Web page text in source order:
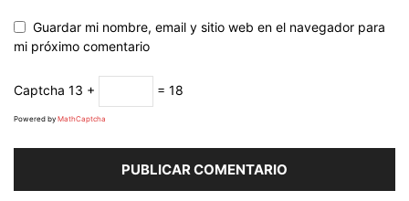
Guardar mi nombre, email y sitio web en el navegador para
mi próximo comentario
Captcha 13 + = 18
Powered by MathCaptcha